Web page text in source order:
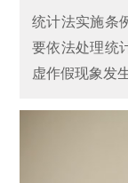
统计法实施条
要依法处理统
虚作假现象发